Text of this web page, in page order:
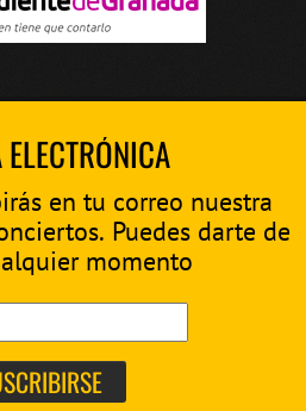
en tu correo nuestra
Puedes darte de
momento